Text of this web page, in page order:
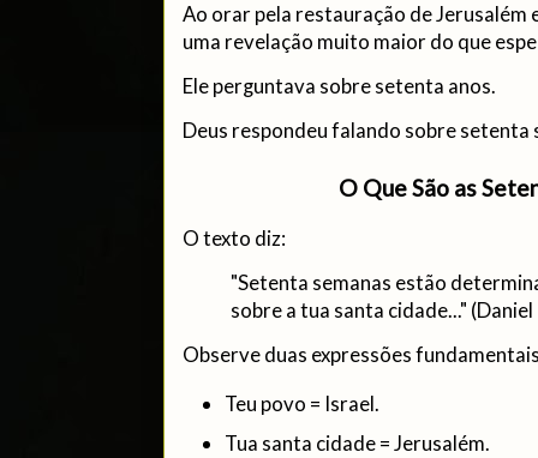
Ao orar pela restauração de Jerusalém
uma revelação muito maior do que
Ele perguntava sobre setenta anos.
Deus respondeu falando sobre setenta
O Que São as
O texto diz:
"Setenta semanas estão
sobre a tua santa cidade..."
Observe duas expressões
Teu povo = Israel.
Tua santa cidade = Jerusalém.